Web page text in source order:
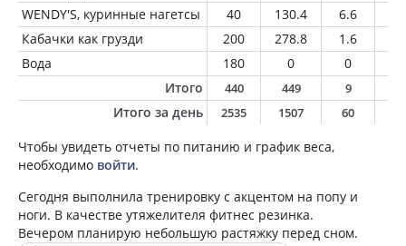
WENDY'S, куринные нагетсы
40 130.4 6.6
Кабачки как грузди
200 278.8 1.6
Вода
180 0 0
Итого
440 449 9
Итого за день 2535 1507 60
Чтобы увидеть отчеты по питанию и график веса,
необходимо войти.
Сегодня выполнила тренировку с акцентом на попу и
ноги. В качестве утяжелителя фитнес резинка.
Вечером планирую небольшую растяжку перед сном.